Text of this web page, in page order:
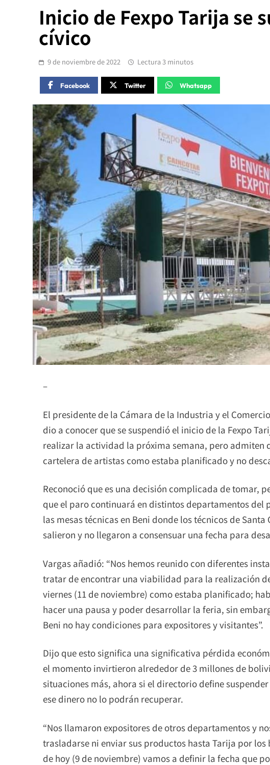
Inicio de Fexpo Tarija se
cívico
9 de noviembre de 2022 Lectura 3 minutos
Facebook Twitter Whatsapp
–
El presidente de la Cámara de la Industria y el
dio a conocer que se suspendió el inicio de la Fexpo
realizar la actividad la próxima semana, pero admiten
cartelera de artistas como estaba planificado y no
Reconoció que es una decisión complicada de tomar,
que el paro continuará en distintos departamentos
las mesas técnicas en Beni donde los técnicos de Santa
salieron y no llegaron a consensuar una fecha para
Vargas añadió: “Nos hemos reunido con diferentes
tratar de encontrar una viabilidad para la realización
viernes (11 de noviembre) como estaba planificado;
hacer una pausa y poder desarrollar la feria, sin
Beni no hay condiciones para expositores y visitantes”.
Dijo que esto significa una significativa pérdida
el momento invirtieron alrededor de 3 millones de
situaciones más, ahora si el directorio define
ese dinero no lo podrán recuperar.
“Nos llamaron expositores de otros departamentos y
trasladarse ni enviar sus productos hasta Tarija por
de hoy (9 de noviembre) vamos a definir la fecha que